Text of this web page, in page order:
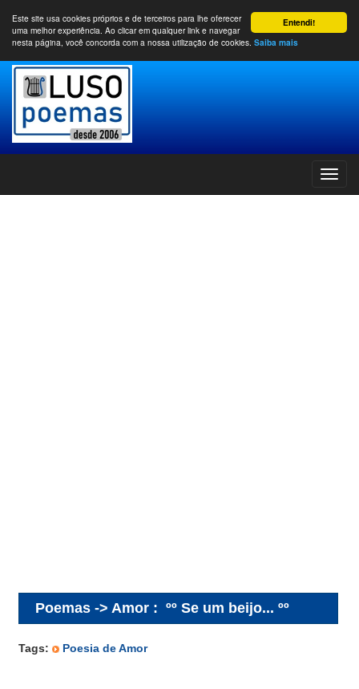
Entendi!
Este site usa cookies próprios e de terceiros para lhe oferecer
uma melhor experiência. Ao clicar em qualquer link e navegar
nesta página, você concorda com a nossa utilização de cookies. Saiba mais
Poemas -> Amor : ºº Se um beijo... ºº
Tags: Poesia de Amor